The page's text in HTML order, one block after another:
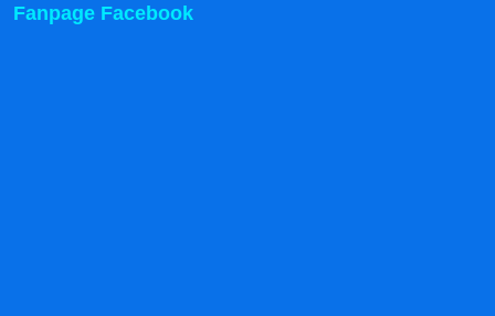
Fanpage Facebook